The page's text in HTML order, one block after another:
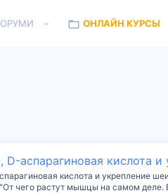
ОНЛАЙН КУРСЫ
D-аспарагиновая кислота
кислота и укрепление
чего растут мышцы на самом деле.